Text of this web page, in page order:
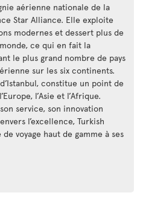
aérienne nationale de la
Star Alliance. Elle exploite
modernes et dessert plus de
ce qui en fait la
le plus grand nombre de pays
sur les six continents.
constitue un point de
l’Asie et l’Afrique.
service, son innovation
l’excellence, Turkish
voyage haut de gamme à ses